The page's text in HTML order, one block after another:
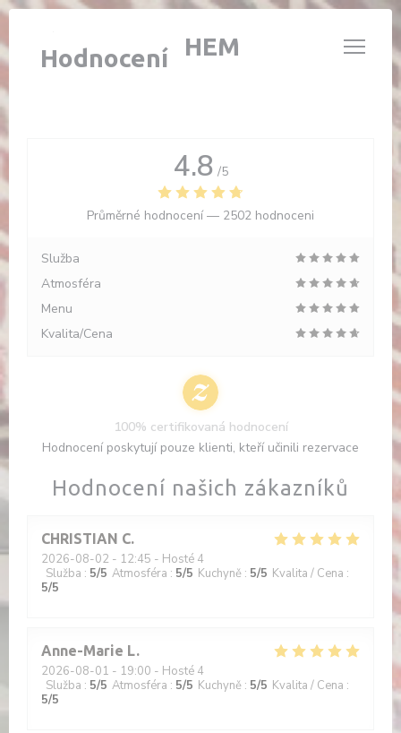
Panel pro správu cookies
L'ÉTABLE DE HEM
Hodnocení
Hodnocení našich zákazníků
CHRISTIAN C
2026-08-02 - 12:45 - Hosté 4
Služba : 5/5 Atmosféra : 5/5 Kuchyně : 5/5 Kvalita / Cena :
5/5
Anne-Marie L
2026-08-01 - 19:00 - Hosté 4
Služba : 5/5 Atmosféra : 5/5 Kuchyně : 5/5 Kvalita / Cena :
5/5
4.8 /5
Průměrné hodnocení — 2502 hodnoceni
Služba
Atmosféra
Menu
Kvalita/Cena
100% certifikovaná hodnocení
Hodnocení poskytují pouze klienti, kteří učinili rezervace